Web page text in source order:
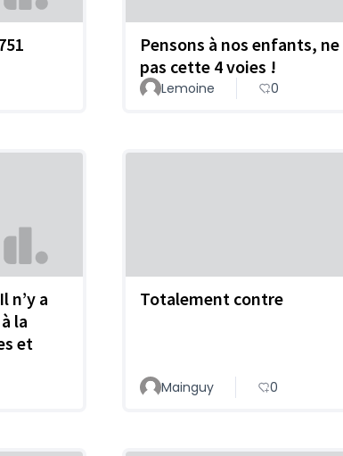
Pensons à nos enfants,
pas cette 4 voies !
Lemoine 0
n’y a
la
et
Totalement contre
Mainguy 0